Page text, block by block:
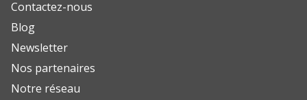
Contactez-nous
Blog
Newsletter
Nos partenaires
Notre réseau